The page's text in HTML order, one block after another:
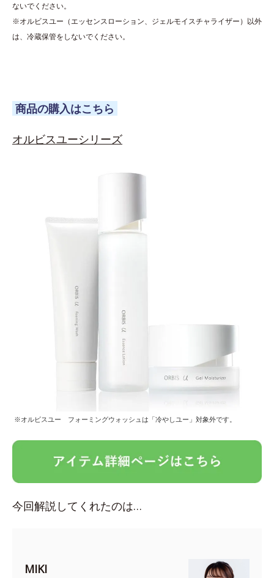
ないでください。
※オルビスユー（エッセンスローション、ジェルモイスチャライザー）以外
は、冷蔵保管をしないでください。
商品の購入はこちら
オルビスユーシリーズ
※オルビスユー フォーミングウォッシュは「冷やしユー」対象外です。
今回解説してくれたのは…
MIKI